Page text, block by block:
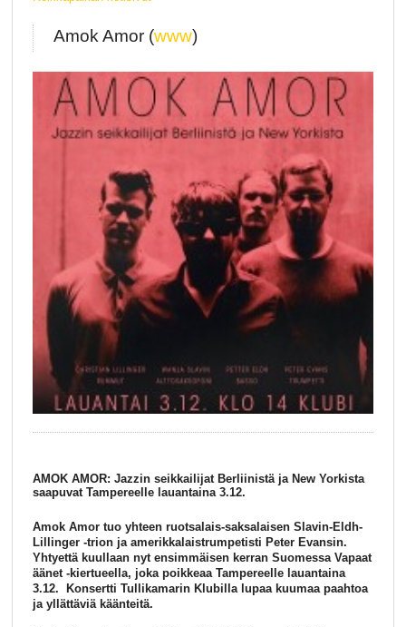
Amok Amor (www)
AMOK AMOR: Jazzin seikkailijat Berliinistä ja New Yorkista
saapuvat Tampereelle lauantaina 3.12.
Amok Amor tuo yhteen ruotsalais-saksalaisen Slavin-Eldh-
Lillinger -trion ja amerikkalaistrumpetisti Peter Evansin.
Yhtyettä kuullaan nyt ensimmäisen kerran Suomessa Vapaat
äänet -kiertueella, joka poikkeaa Tampereelle lauantaina
3.12. Konsertti Tullikamarin Klubilla lupaa kuumaa paahtoa
ja yllättäviä käänteitä.